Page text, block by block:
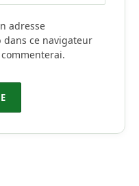
adresse
ce navigateur